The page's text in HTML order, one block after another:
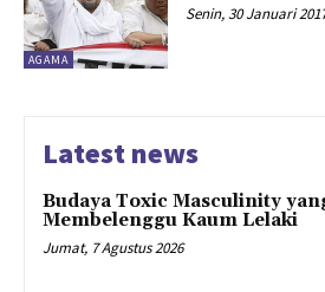
AGAMA
Senin, 30 Januari
Latest news
Budaya Toxic Masculinity
Membelenggu Kaum Lelaki
Jumat, 7 Agustus 2026